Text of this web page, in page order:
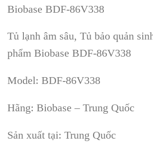
Biobase BDF-86V338
Tủ lạnh âm sâu, Tủ bảo quản
phẩm Biobase BDF-86V338
Model: BDF-86V338
Hãng: Biobase – Trung Quốc
Sản xuất tại: Trung Quốc